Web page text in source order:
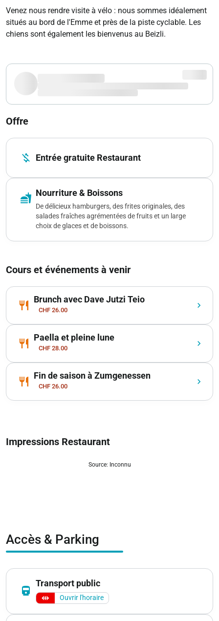
Venez nous rendre visite à vélo : nous sommes idéalement
situés au bord de l'Emme et près de la piste cyclable. Les
chiens sont également les bienvenus au Beizli.
Offre
money_off Entrée gratuite Restaurant
fastfood Nourriture & Boissons
De délicieux hamburgers, des frites originales, des
salades fraîches agrémentées de fruits et un large
choix de glaces et de boissons.
Cours et événements à venir
chevron_right
restaurant Brunch avec Dave Jutzi Teio
CHF 26.00
chevron_right
restaurant Paella et pleine lune
CHF 28.00
chevron_right
restaurant Fin de saison à Zumgenessen
CHF 26.00
Impressions Restaurant
Source: Inconnu
Accès & Parking
directions_railway
Transport public
Ouvrir l'horaire